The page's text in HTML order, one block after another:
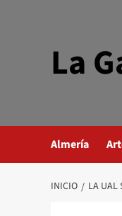
La
Almería
INICIO LA UAL